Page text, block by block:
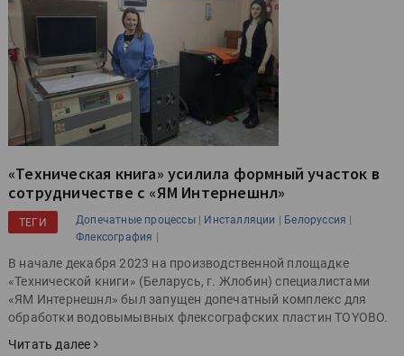
«Техническая книга» усилила формный участок в
сотрудничестве с «ЯМ Интернешнл»
ТЕГИ Допечатные процессы| Инсталляции | Белоруссия |
Флексография |
В начале декабря 2023 на производственной площадке
«Технической книги» (Беларусь, г. Жлобин) специалистами
«ЯМ Интернешнл» был запущен допечатный комплекс для
обработки водовымывных флексографских пластин TOYOBO.
Читать далее